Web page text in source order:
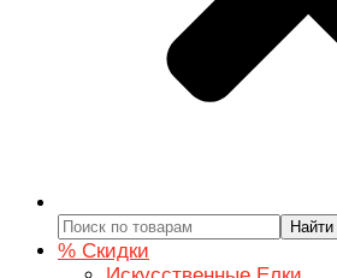
Найти
% Скидки